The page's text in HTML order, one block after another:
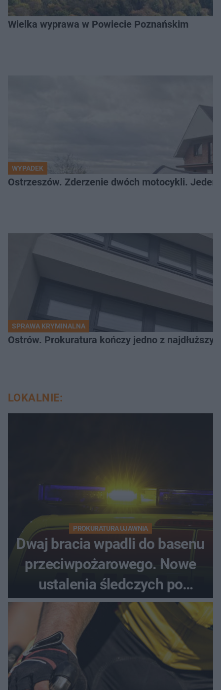
Wielka wyprawa w Powiecie Poznańskim
WYPADEK
Ostrzeszów. Zderzenie dwóch motocykli.
SPRAWA KRYMINALNA
Ostrów. Prokuratura kończy jedno z
LOKALNIE:
PROKURATURA UJAWNIA
Dwaj bracia wpadli do basenu
przeciwpożarowego. Nowe
ustalenia śledczych po
dramatycznej akcji